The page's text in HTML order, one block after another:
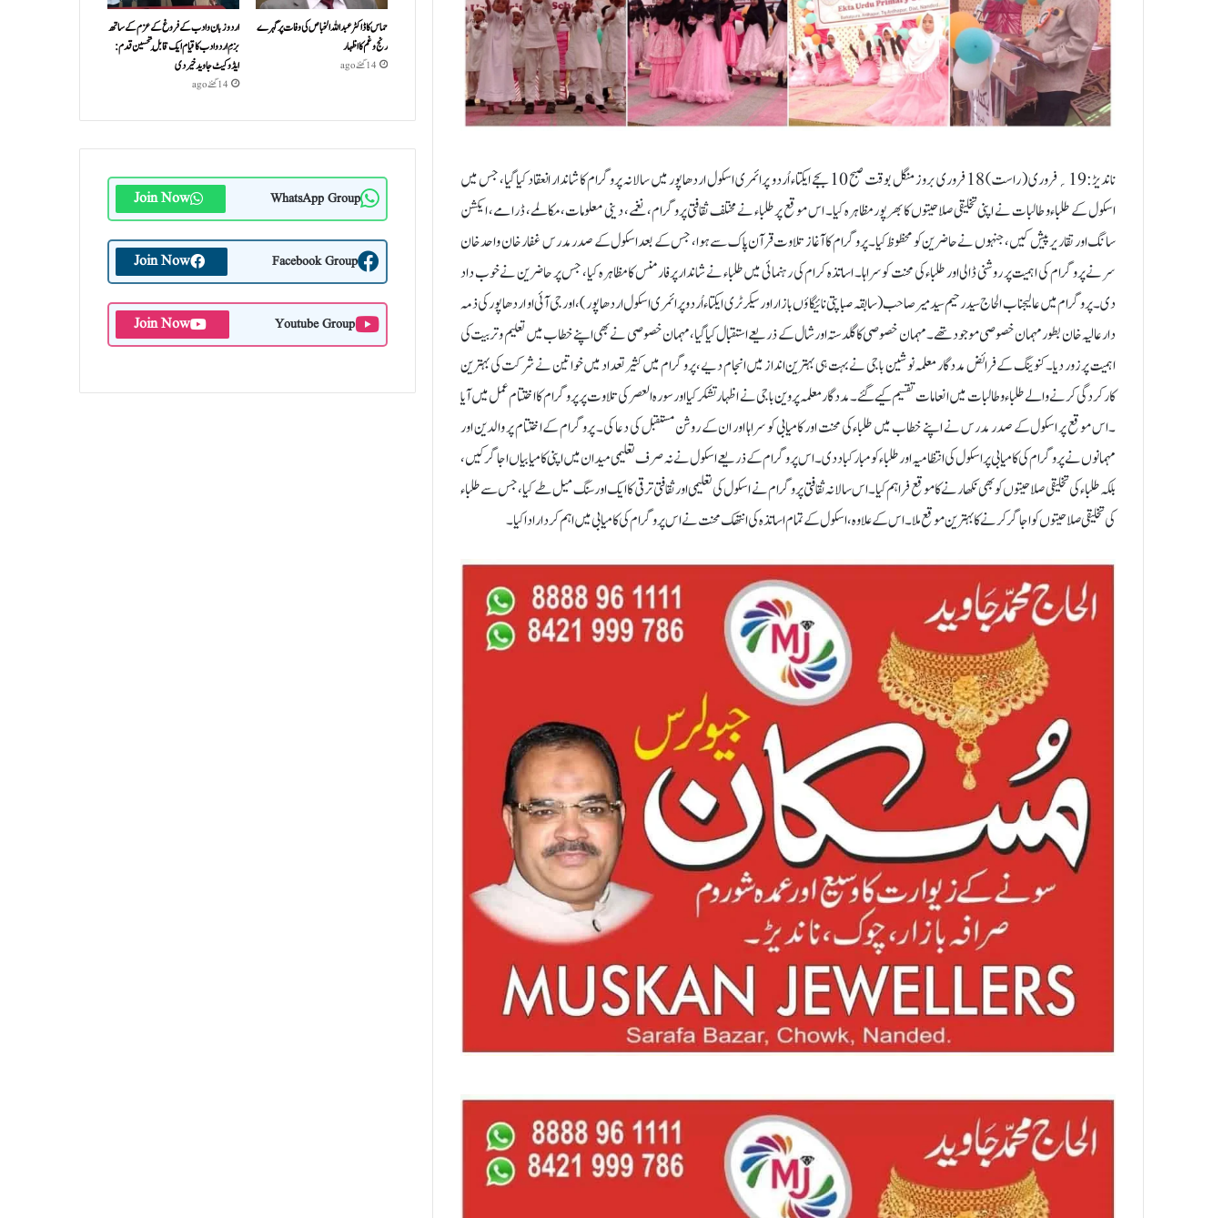
ناندیڑ:19؍فروری ( راست) 18 فروری بروز منگل بوقت صبح 10 بجے ایکتاء اُردو پرائمری اسکول اردھاپور میں سالانہ پروگرام کا شاندار انعقاد کیا گیا، جس میں
اسکول کے طلباء و طالبات نے اپنی تخلیقی صلاحیتوں کا بھرپور مظاہرہ کیا۔ اس موقع پر طلباء نے مختلف ثقافتی پروگرام، نغمے، دینی معلومات، مکالمے، ڈرامے، ایکشن
سانگ اور تقاریر پیش کیں، جنہوں نے حاضرین کو محظوظ کیا۔پروگرام کا آغاز تلاوت قرآن پاک سے ہوا، جس کے بعد اسکول کے صدر مدرس غفار خان واحد خان
سر نے پروگرام کی اہمیت پر روشنی ڈالی اور طلباء کی محنت کو سراہا۔ اساتذہ کرام کی رہنمائی میں طلباء نے شاندار پرفارمنس کا مظاہرہ کیا، جس پر حاضرین نے خوب داد
دی۔پروگرام میں عالیجناب الحاج سید رحیم سید میرصاحب( سابقہ صبا پتی نائیگاؤں بازار اور سیکرٹری ایکتاء اُردو پرائمری اسکول اردھاپور ) ، اور جی آئی او اردھاپور کی ذمہ
دار عالیہ خان بطور مہمان خصوصی موجود تھے۔ مہمان خصوصی کا گلدستہ اور شال کے ذریعے استقبال کیا گیا، مہمان خصوصی نے بھی اپنے خطاب میں تعلیم و تربیت کی
اہمیت پر زور دیا۔کنوینگ کے فرائض مددگار معلمہ نوشین باجی نے بہت ہی بہترین انداز میں انجام دیے،پروگرام میں کثیر تعداد میں خواتین نے شرکت کی بہترین
کارکردگی کرنے والے طلباءو طالبات میں انعامات تقسیم کیے گئے۔ مددگار معلمہ پروین باجی نے اظہار تشکر کیا اور سورہ العصر کی تلاوت پر پروگرام کا اختتام عمل میں آیا
۔اس موقع پر اسکول کے صدر مدرس نے اپنے خطاب میں طلباء کی محنت اور کامیابی کو سراہا اور ان کے روشن مستقبل کی دعا کی۔ پروگرام کے اختتام پر والدین اور
مہمانوں نے پروگرام کی کامیابی پر اسکول کی انتظامیہ اور طلباء کو مبارکباد دی۔اس پروگرام کے ذریعے اسکول نے نہ صرف تعلیمی میدان میں اپنی کامیابیاں اجاگر کیں،
بلکہ طلباء کی تخلیقی صلاحیتوں کو بھی نکھارنے کا موقع فراہم کیا۔اس سالانہ ثقافتی پروگرام نے اسکول کی تعلیمی اور ثقافتی ترقی کا ایک اور سنگ میل طے کیا، جس سے طلباء
کی تخلیقی صلاحیتوں کو اجاگر کرنے کا بہترین موقع ملا۔ اس کے علاوہ، اسکول کے تمام اساتذہ کی انتھک محنت نے اس پروگرام کی کامیابی میں اہم کردار ادا کیا۔
حماس کا ڈاکٹر عبداللہ الخباص کی وفات پر گہرے
رنج وغم کااظہار
14 گھنٹے ago
اردو زبان و ادب کے فروغ کے عزم کے ساتھ
بزمِ اردو ادب کا قیام ایک قابلِ تحسین قدم :
ایڈوکیٹ جاوید خیردی
14 گھنٹے ago
WhatsApp Group
Join Now
Facebook Group
Join Now
Youtube Group
Join Now